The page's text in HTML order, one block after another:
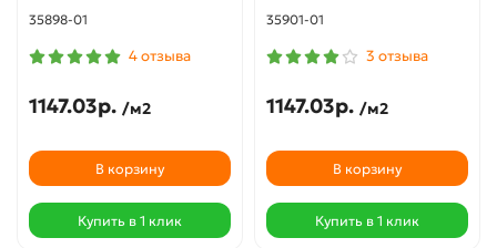
35898-01
4 отзыва
1147.03р. /м2
В корзину
Купить в 1 клик
35901-01
3 отзыва
1147.03р. /м2
В корзину
Купить в 1 клик